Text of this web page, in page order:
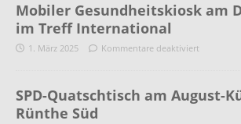
Mobiler Gesundheitskiosk am
im Treff International
1. März 2025 Kommentare deaktiviert
SPD-Quatschtisch am August-
Rünthe Süd